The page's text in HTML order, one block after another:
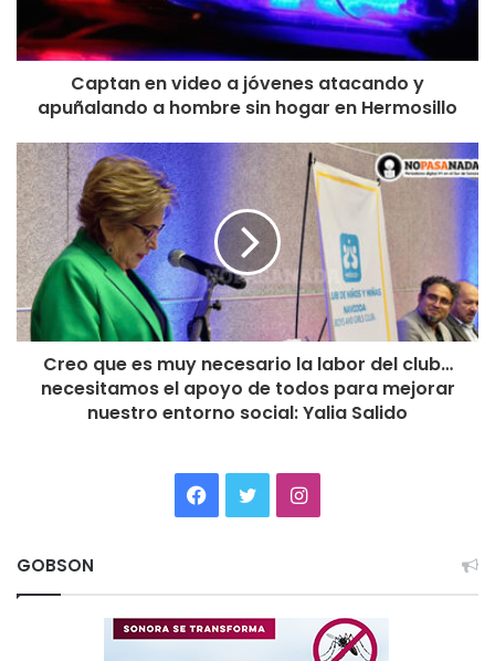
Captan en video a jóvenes atacando y
apuñalando a hombre sin hogar en Hermosillo
Creo que es muy necesario la labor del club…
necesitamos el apoyo de todos para mejorar
nuestro entorno social: Yalia Salido
Facebook
TwitterInstagram
GOBSON